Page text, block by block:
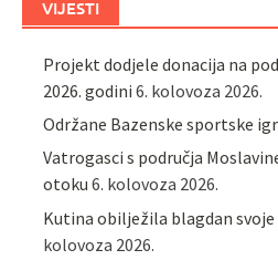
VIJESTI
Projekt dodjele donacija na
2026. godini 6. kolovoza 2026.
Održane Bazenske sportske
Vatrogasci s područja
otoku 6. kolovoza 2026.
Kutina obilježila blagdan
kolovoza 2026.